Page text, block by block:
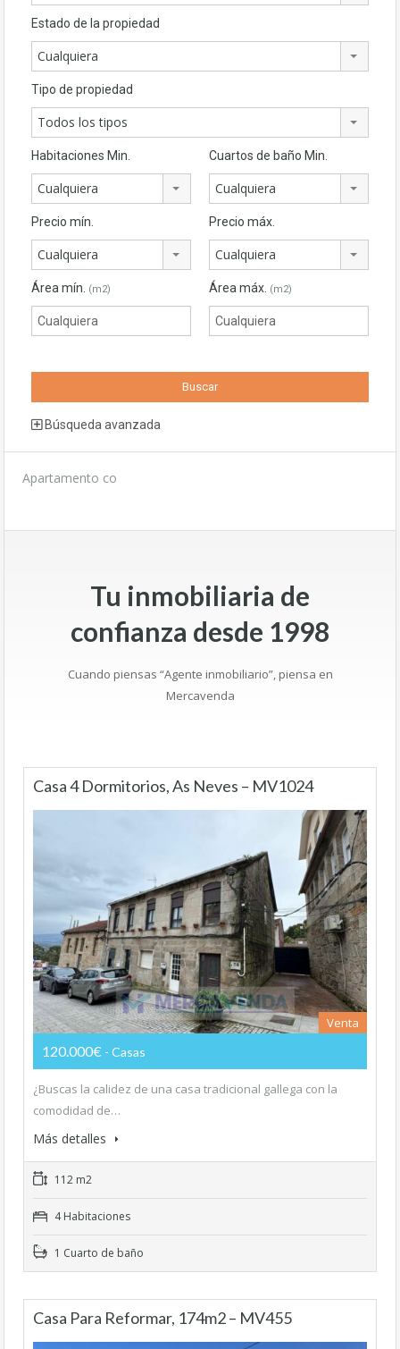
Estado de la propiedad
Cualquiera
Tipo de propiedad
Todos los tipos
Habitaciones Min.
Cualquiera
Cuartos de baño Min.
Cualquiera
Precio mín.
Cualquiera
Precio máx.
Cualquiera
Área mín. (m2) Área máx. (m2)
Búsqueda avanzada
Apartamento co
Tu inmobiliaria de
confianza desde 1998
Cuando piensas “Agente inmobiliario”, piensa en
Mercavenda
Casa 4 Dormitorios, As Neves – MV1024
Venta
120.000€ - Casas
¿Buscas la calidez de una casa tradicional gallega con la
comodidad de…
Más detalles
112 m2
4 Habitaciones
1 Cuarto de baño
Casa Para Reformar, 174m2 – MV455